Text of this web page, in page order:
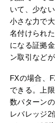
いて、少な
小さな力で
名付けられ
になる証拠
ン取引など
FXの場合、
できる。上
数パターン
レバレッジ2